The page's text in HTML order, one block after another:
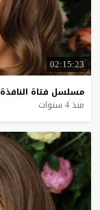
02:15:23
مسلسل فتاة النافذة
منذ 4 سنوات